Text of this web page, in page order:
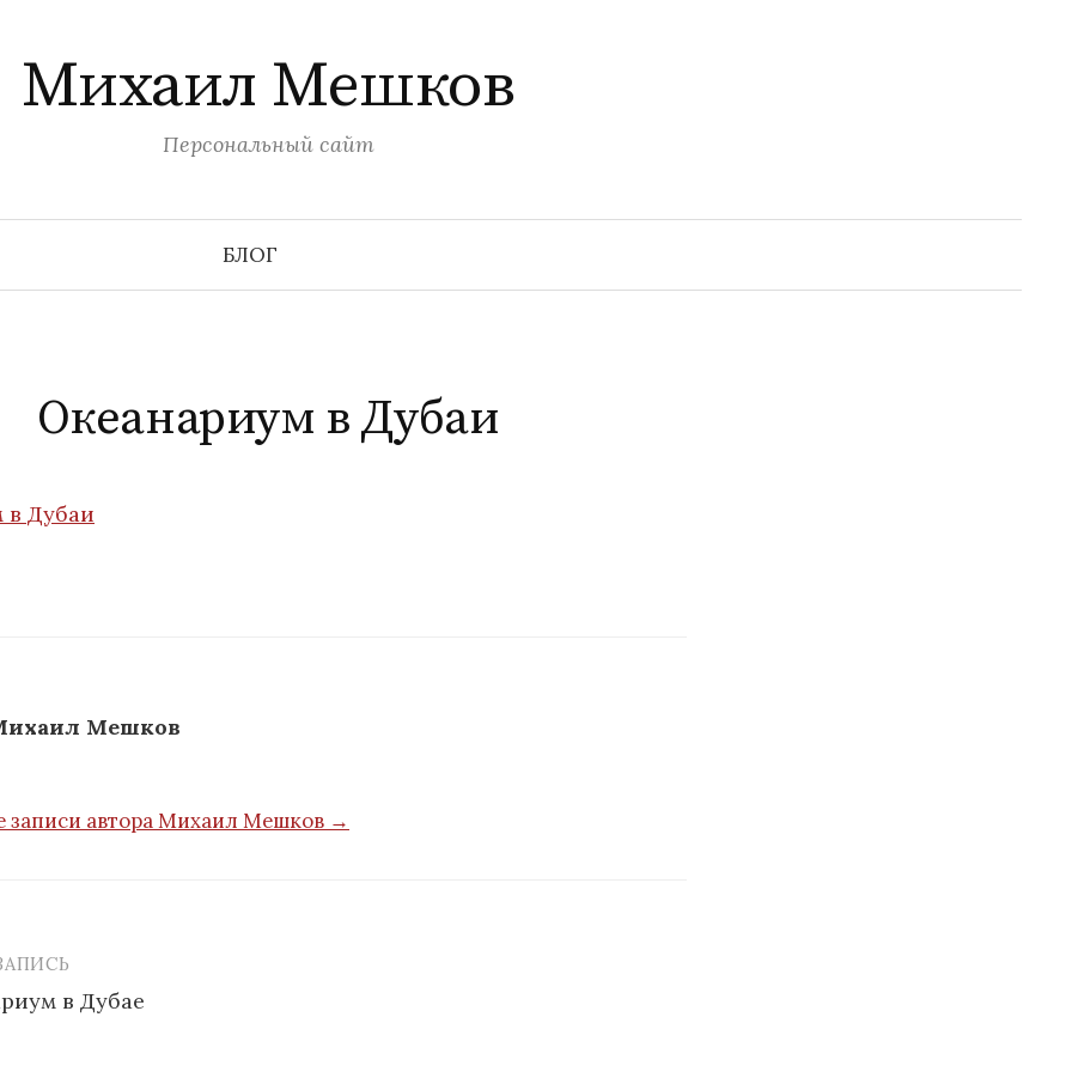
Михаил Мешков
Персональный сайт
БЛОГ
Найти:
Океанариум в Дубаи
Мешков
записи автора Михаил Мешков →
в Дубае